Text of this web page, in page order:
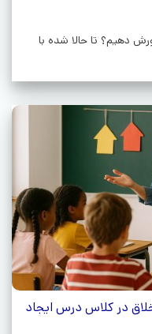
دهیم؟ تا حالا شده با
در کلاس درس ایجاد